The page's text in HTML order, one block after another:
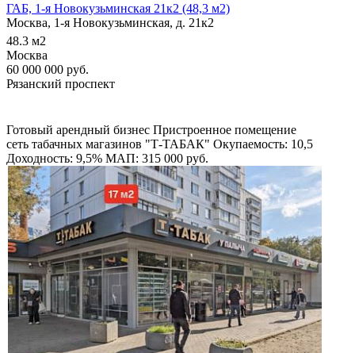
ГАБ, 1-я Новокузьминская 21к2 (48,3 м2)
Москва, 1-я Новокузьминская, д. 21к2
48.3 м2
Москва
60 000 000 руб.
Рязанский проспект
Готовый арендный бизнес Пристроенное помещение
сеть табачных магазинов "Т-ТАБАК" Окупаемость: 10,5
Доходность: 9,5% МАП: 315 000 руб.